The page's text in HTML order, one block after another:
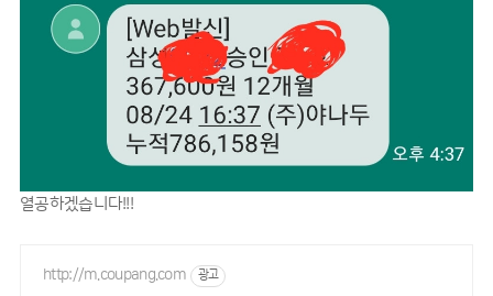
열공하겠습니다!!!
http://m.coupang.com 광고